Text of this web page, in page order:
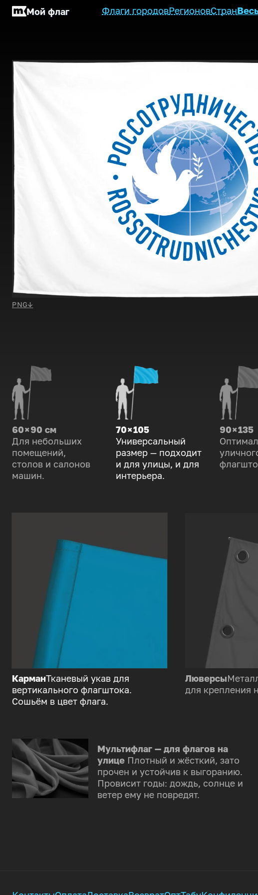
Мой флаг Флаги городовРегионовСтран
PNG↓
60 × 90 см
Для небольших
помещений,
столов и салонов
машин.
70 × 105
Универсальный
размер — подходит
и для улицы, и для
интерьера.
90 × 135
КарманТканевый укав для
вертикального флагштока.
Сошьём в цвет флага.
Люверсы
для крепления
Мультифлаг — для флагов на
улицеПлотный и жёсткий, зато
прочен и устойчив к выгоранию.
Провисит годы: дождь, солнце и
ветер ему не повредят.